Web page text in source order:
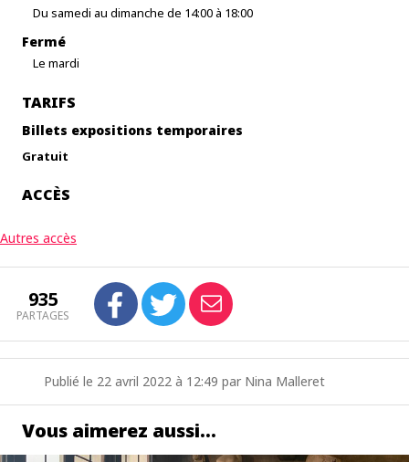
Du samedi au dimanche de 14:00 à 18:00
Fermé
Le mardi
TARIFS
Billets expositions temporaires
Gratuit
ACCÈS
Autres accès
935
PARTAGES
Publié le 22 avril 2022 à 12:49 par Nina Malleret
Vous aimerez aussi…